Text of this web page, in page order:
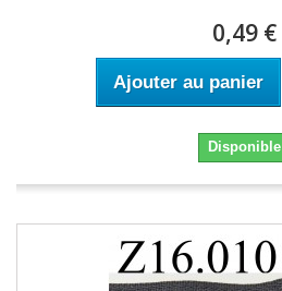
0,49 €
Ajouter au panier
Disponible